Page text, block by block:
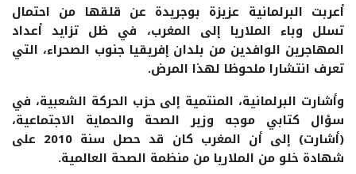
أعربت البرلمانية عزيزة بوجريدة عن قلقها من احتمال
تسلل وباء الملاريا إلى المغرب، في ظل تزايد أعداد
المهاجرين الوافدين من بلدان إفريقيا جنوب الصحراء، التي
تعرف انتشارا ملحوظا لهذا المرض.
وأشارت البرلمانية، المنتمية إلى حزب الحركة الشعبية، في
سؤال كتابي موجه وزير الصحة والحماية الاجتماعية،
(أشارت) إلى أن المغرب كان قد حصل سنة 2010 على
شهادة خلو من الملاريا من منظمة الصحة العالمية.